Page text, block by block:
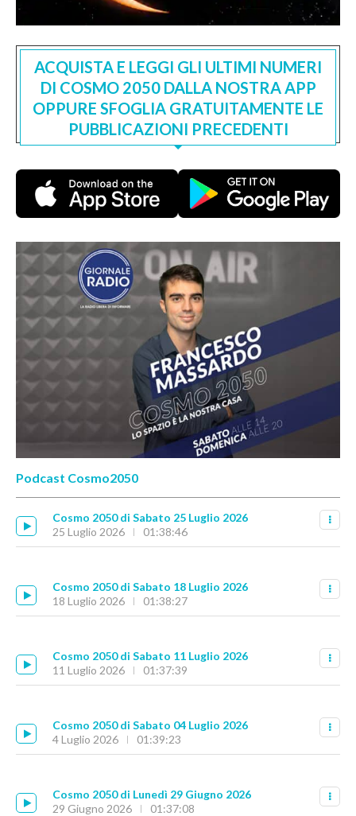
ACQUISTA E LEGGI GLI ULTIMI NUMERI
DI COSMO 2050 DALLA NOSTRA APP
OPPURE SFOGLIA GRATUITAMENTE LE
PUBBLICAZIONI PRECEDENTI
Podcast Cosmo2050
Cosmo 2050 di Sabato 25 Luglio 2026
25 Luglio 2026
01:38:46
Cosmo 2050 di Sabato 18 Luglio 2026
18 Luglio 2026
01:38:27
Cosmo 2050 di Sabato 11 Luglio 2026
11 Luglio 2026
01:37:39
Cosmo 2050 di Sabato 04 Luglio 2026
4 Luglio 2026
01:39:23
Cosmo 2050 di Lunedì 29 Giugno 2026
29 Giugno 2026
01:37:08